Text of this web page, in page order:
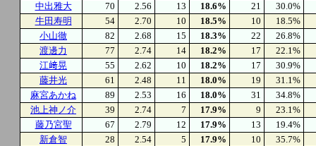
中出雅大
70 2.56 13 18.6% 21
30.0%
牛田寿明
54 2.70 10 18.5% 10
18.5%
小山徹
82 2.68 15 18.3% 22
26.8%
渡邊力
77 2.74 14 18.2% 17
22.1%
江﨑晃
55 2.62 10 18.2% 17
30.9%
藤井光
61 2.48 11 18.0% 19
31.1%
麻宮あかね
89 2.53 16 18.0% 31
34.8%
池上神ノ介
39 2.74 7 17.9% 9
23.1%
藤乃宮聖
67 2.79 12 17.9% 13
19.4%
新倉智
28 2.54 5 17.9% 10
35.7%